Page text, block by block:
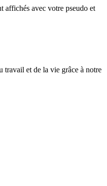
affichés avec votre pseudo et
travail et de la vie grâce à notre